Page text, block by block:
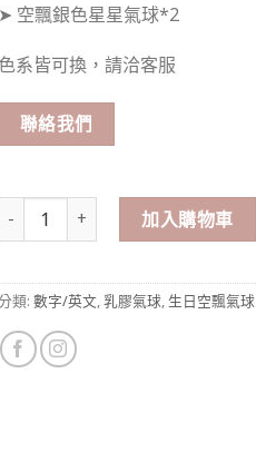
➤ 空飄銀色星星氣球*2
色系皆可換，請洽客服
聯絡我們
數字氣球套餐1（可換色系） 數量
加入購物車
類: 數字/英文,乳膠氣球, 生日空飄氣球